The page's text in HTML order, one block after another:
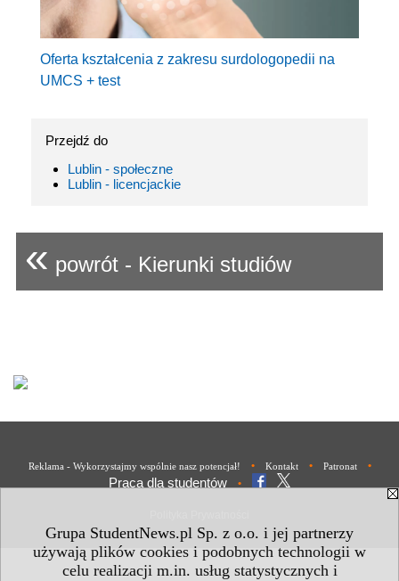
Grupa StudentNews.pl Sp. z o.o. i jej partnerzy
używają plików cookies i podobnych technologii w
celu realizacji m.in. usług statystycznych i
Oferta kształcenia z zakresu surdologopedii na
UMCS + test
Przejdź do
Lublin - społeczne
Lublin - licencjackie
« powrót - Kierunki studiów
Reklama - Wykorzystajmy wspólnie nasz potencjał! • Kontakt • Patronat •
Praca dla studentów •